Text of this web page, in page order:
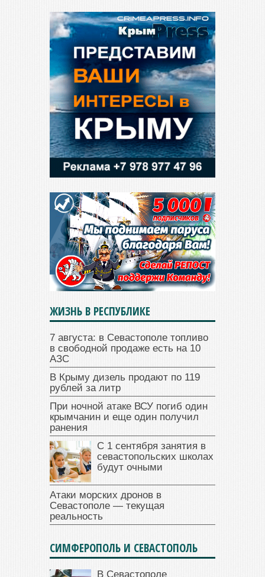
ЖИЗНЬ В РЕСПУБЛИКЕ
7 августа: в Севастополе топливо
в свободной продаже есть на 10
АЗС
В Крыму дизель продают по 119
рублей за литр
При ночной атаке ВСУ погиб один
крымчанин и еще один получил
ранения
С 1 сентября занятия в
севастопольских школах
будут очными
Атаки морских дронов в
Севастополе — текущая
реальность
СИМФЕРОПОЛЬ И СЕВАСТОПОЛЬ
В Севастополе